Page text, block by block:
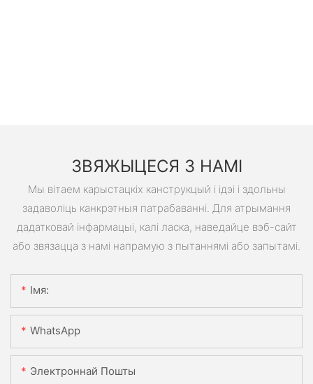
ЗВЯЖЫЦЕСЯ З НАМІ
Мы вітаем карыстацкіх канструкцый і ідэі і здольны
задаволіць канкрэтныя патрабаванні. Для атрымання
дадатковай інфармацыі, калі ласка, наведайце вэб-сайт
або звязацца з намі напрамую з пытаннямі або запытамі.
Імя:
WhatsApp
Электроннай Пошты